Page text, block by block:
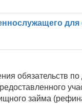
обязательств
займа